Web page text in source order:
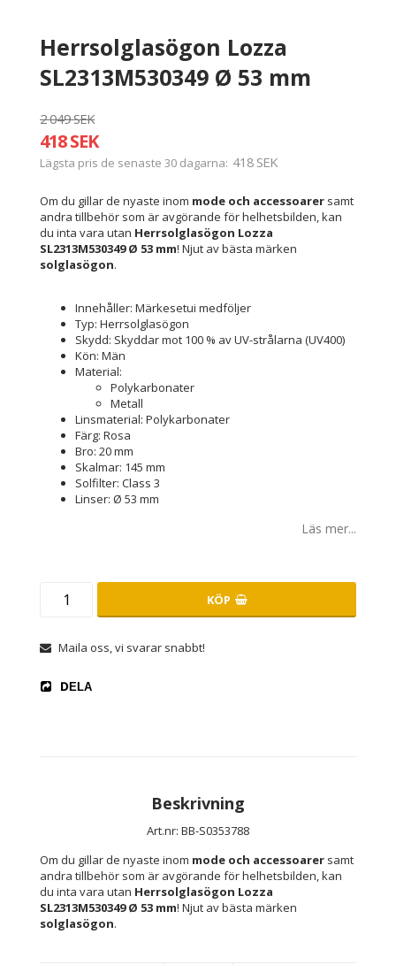
Herrsolglasögon Lozza
SL2313M530349 Ø 53 mm
2 049 SEK
418 SEK
Lägsta pris de senaste 30 dagarna 418 SEK
Om du gillar de nyaste inom mode och accessoarer samt
andra tillbehör som är avgörande för helhetsbilden, kan
du inta vara utan Herrsolglasögon Lozza
SL2313M530349 Ø 53 mm! Njut av bästa märken
solglasögon.
Innehåller: Märkesetui medföljer
Typ: Herrsolglasögon
Skydd: Skyddar mot 100 % av UV-strålarna (UV400)
Kön: Män
Material:
Polykarbonater
Metall
Linsmaterial: Polykarbonater
Färg: Rosa
Bro: 20 mm
Skalmar: 145 mm
Solfilter: Class 3
Linser: Ø 53 mm
Läs mer...
KÖP
Maila oss, vi svarar snabbt!
DELA
Beskrivning
Art.nr: BB-S0353788
Om du gillar de nyaste inom mode och accessoarer samt
andra tillbehör som är avgörande för helhetsbilden, kan
du inta vara utan Herrsolglasögon Lozza
SL2313M530349 Ø 53 mm
solglasögon.